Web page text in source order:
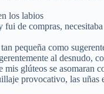
los labios
de compras,
pequeña como
al desnudo,
glúteos se asomaran
provocativo, las uñas